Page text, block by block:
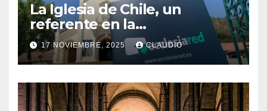
La Iglesia de Chile, un
referente en la
transformación digital
gracias a Ecclesiared
17 NOVIEMBRE, 2025 CLAUDIO
N
O
H